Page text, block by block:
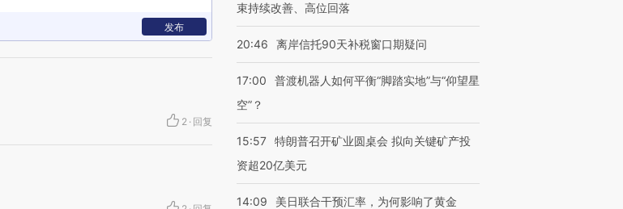
发布
2 · 回复
束持续改善、高位回落
20:46 离岸信托90天补税窗口期疑问
17:00
普渡机器人如何平衡“脚踏实地”与“仰望星
空”？
15:57 特朗普召开矿业圆桌会 拟向关键矿产投
资超20亿美元
14:09 美日联合干预汇率，为何影响了黄金